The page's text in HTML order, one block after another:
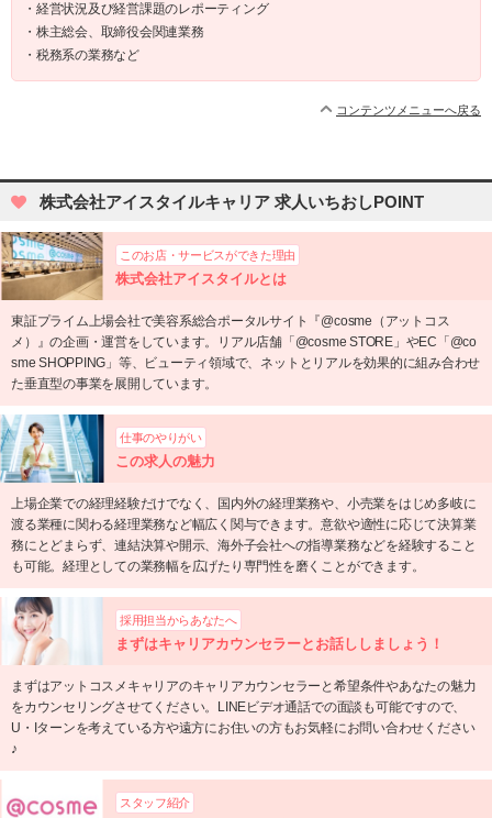
・経営状況及び経営課題のレポーティング
・株主総会、取締役会関連業務
・税務系の業務など
コンテンツメニューへ戻る
株式会社アイスタイルキャリア 求人いちおしPOINT
このお店・サービスができた理由
株式会社アイスタイルとは
東証プライム上場会社で美容系総合ポータルサイト『@cosme（アットコス
メ）』の企画・運営をしています。リアル店舗「@cosme STORE」やEC「@co
sme SHOPPING」等、ビューティ領域で、ネットとリアルを効果的に組み合わせ
た垂直型の事業を展開しています。
仕事のやりがい
この求人の魅力
上場企業での経理経験だけでなく、国内外の経理業務や、小売業をはじめ多岐に
渡る業種に関わる経理業務など幅広く関与できます。意欲や適性に応じて決算業
務にとどまらず、連結決算や開示、海外子会社への指導業務などを経験すること
も可能。経理としての業務幅を広げたり専門性を磨くことができます。
採用担当からあなたへ
まずはキャリアカウンセラーとお話ししましょう！
まずはアットコスメキャリアのキャリアカウンセラーと希望条件やあなたの魅力
をカウンセリングさせてください。LINEビデオ通話での面談も可能ですので、
U・Iターンを考えている方や遠方にお住いの方もお気軽にお問い合わせください
♪
スタッフ紹介